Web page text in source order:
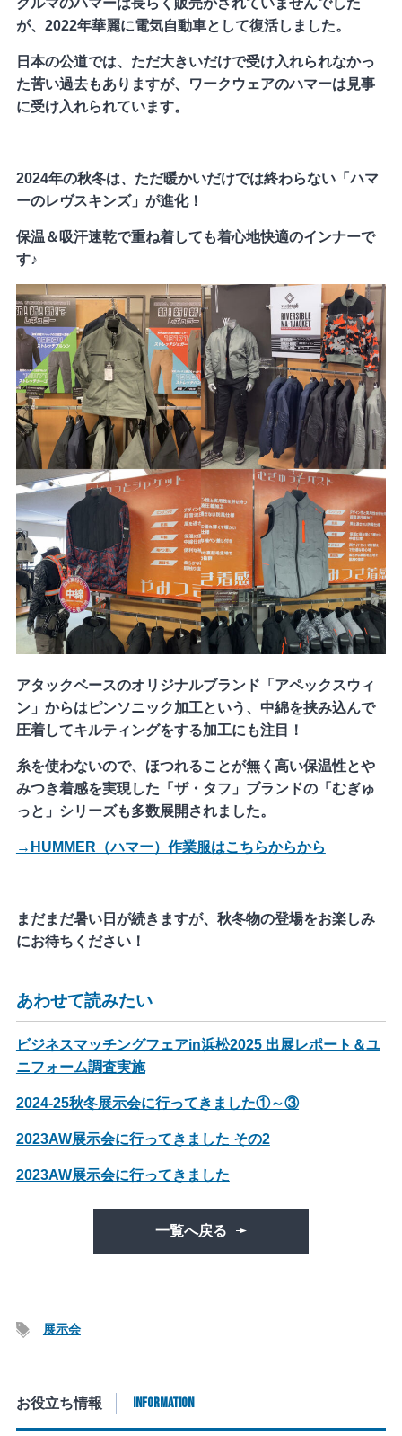
クルマのハマーは長らく販売がされていませんでした
が、2022年華麗に電気自動車として復活しました。
日本の公道では、ただ大きいだけで受け入れられなかっ
た苦い過去もありますが、ワークウェアのハマーは見事
に受け入れられています。
2024年の秋冬は、ただ暖かいだけでは終わらない「ハマ
ーのレヴスキンズ」が進化！
保温＆吸汗速乾で重ね着しても着心地快適のインナーで
す♪
アタックベースのオリジナルブランド「アペックスウィ
ン」からはピンソニック加工という、中綿を挟み込んで
圧着してキルティングをする加工にも注目！
糸を使わないので、ほつれることが無く高い保温性とや
みつき着感を実現した「ザ・タフ」ブランドの「むぎゅ
っと」シリーズも多数展開されました。
→HUMMER（ハマー）作業服はこちらからから
まだまだ暑い日が続きますが、秋冬物の登場をお楽しみ
にお待ちください！
あわせて読みたい
ビジネスマッチングフェアin浜松2025 出展レポート＆ユ
ニフォーム調査実施
2024-25秋冬展示会に行ってきました①～③
2023AW展示会に行ってきました その2
2023AW展示会に行ってきました
一覧へ戻る
展示会
お役立ち情報 INFORMATION